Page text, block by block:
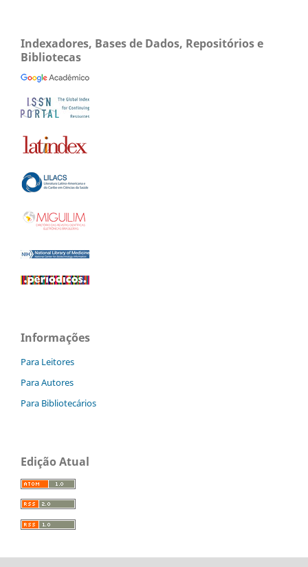
Indexadores, Bases de Dados, Repositórios e
Bibliotecas
Informações
Para Leitores
Para Autores
Para Bibliotecários
Edição Atual